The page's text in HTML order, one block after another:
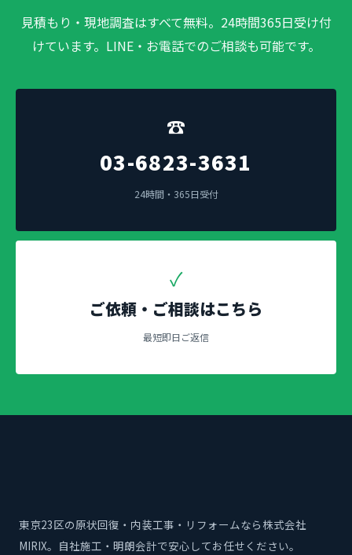
見積もり・現地調査はすべて無料。24時間365日受け付
けています。LINE・お電話でのご相談も可能です。
☎
03-6823-3631
24時間・365日受付
✓
ご依頼・ご相談はこちら
最短即日ご返信
東京23区の原状回復・内装工事・リフォームなら株式会社
MIRIX。自社施工・明朗会計で安心してお任せください。